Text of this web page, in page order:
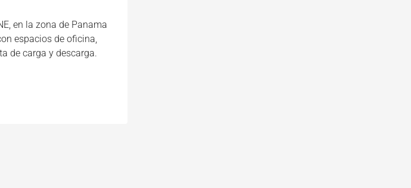
en la zona de Panama
espacios de oficina,
de carga y descarga.